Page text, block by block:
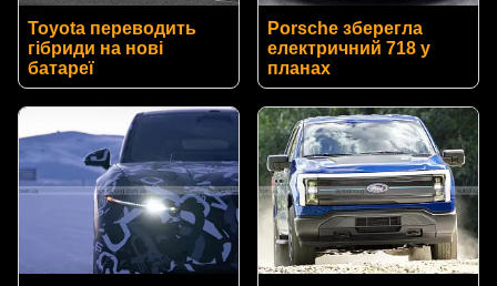
Toyota переводить
гібриди на нові
батареї
Porsche зберегла
електричний 718 у
планах